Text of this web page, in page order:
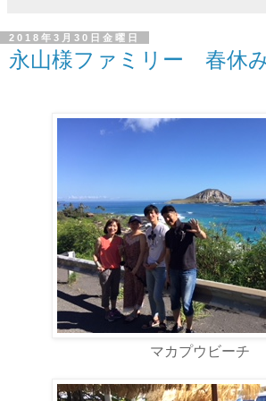
2018年3月30日金曜日
永山様ファミリー 春休み
マカプウビーチ